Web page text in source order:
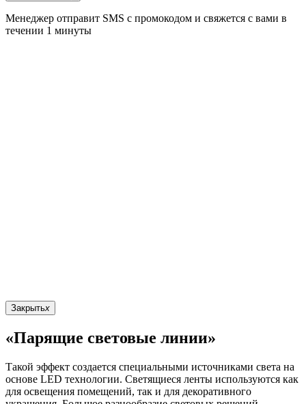
Менеджер отправит SMS с промокодом и свяжется с вами в
течении 1 минуты
Закрытьx
«Парящие световые линии»
Такой эффект создается специальными источниками света на
основе LED технологии. Светящиеся ленты используются как
для освещения помещений, так и для декоративного